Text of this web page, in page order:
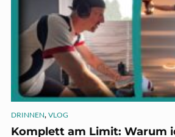
DRINNEN, VLOG
Komplett am Limit: Warum